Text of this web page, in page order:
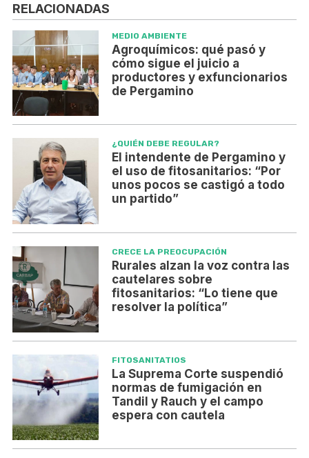
RELACIONADAS
MEDIO AMBIENTE
Agroquímicos: qué pasó y
cómo sigue el juicio a
productores y exfuncionarios
de Pergamino
¿QUIÉN DEBE REGULAR?
El intendente de Pergamino y
el uso de fitosanitarios: “Por
unos pocos se castigó a todo
un partido”
CRECE LA PREOCUPACIÓN
Rurales alzan la voz contra las
cautelares sobre
fitosanitarios: “Lo tiene que
resolver la política”
FITOSANITATIOS
La Suprema Corte suspendió
normas de fumigación en
Tandil y Rauch y el campo
espera con cautela